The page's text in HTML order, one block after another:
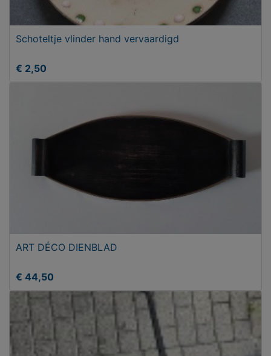
Schoteltje vlinder hand vervaardigd
€ 2,50
ART DÉCO DIENBLAD
€ 44,50